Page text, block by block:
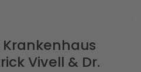
Vivell & Dr.